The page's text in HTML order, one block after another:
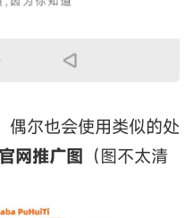
偶尔也会使用类似的处
网推广图
（图不太清